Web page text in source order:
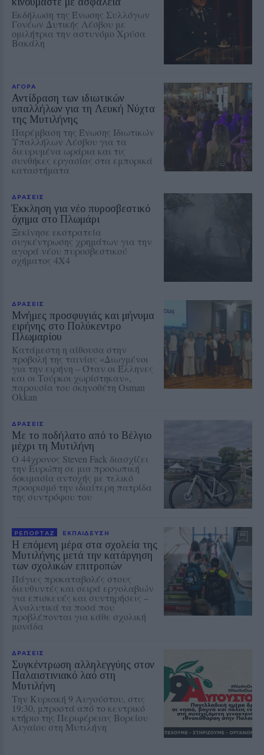
Εκδήλωση της Ένωσης Συλλόγων
Γονέων Δυτικής Λέσβου με
ομιλήτρια την αστυνόμο Χρύσα
Βακάλη
ΑΓΟΡΑ
Αντίδραση των ιδιωτικών
υπαλλήλων για τη Λευκή Νύχτα
της Μυτιλήνης
Παρέμβαση της Ένωσης Ιδιωτικών
Υπαλλήλων Λέσβου για τα
διευρυμένα ωράρια και τις
συνθήκες εργασίας στα εμπορικά
καταστήματα
ΔΡΑΣΕΙΣ
Έκκληση για νέο πυροσβεστικό
όχημα στο Πλωμάρι
Ξεκίνησε εκστρατεία
συγκέντρωσης χρημάτων για την
αγορά νέου πυροσβεστικού
οχήματος 4Χ4
ΔΡΑΣΕΙΣ
Μνήμες προσφυγιάς και μήνυμα
ειρήνης στο Πολύκεντρο
Πλωμαρίου
Κατάμεστη η αίθουσα στην
προβολή της ταινίας «Διωγμένοι
για την ειρήνη – Όταν οι Έλληνες
και οι Τούρκοι χωρίστηκαν»,
παρουσία του σκηνοθέτη Osman
Okkan
ΔΡΑΣΕΙΣ
Με το ποδήλατο από το Βέλγιο
μέχρι τη Μυτιλήνη
Ο 44χρονος Steven Fack διασχίζει
την Ευρώπη σε μια προσωπική
δοκιμασία αντοχής με τελικό
προορισμό την ιδιαίτερη πατρίδα
της συντρόφου του
ΡΕΠΟΡΤΑΖ ΕΚΠΑΙΔΕΥΣΗ
Η επόμενη μέρα στα σχολεία της
Μυτιλήνης μετά την κατάργηση
των σχολικών επιτροπών
Πάγιες προκαταβολές στους
διευθυντές και σειρά εργολαβιών
για επισκευές και συντηρήσεις –
Αναλυτικά τα ποσά που
προβλέπονται για κάθε σχολική
μονάδα
ΔΡΑΣΕΙΣ
Συγκέντρωση αλληλεγγύης στον
Παλαιστινιακό λαό στη
Μυτιλήνη
Την Κυριακή 9 Αυγούστου, στις
19:30, μπροστά από το κεντρικό
κτήριο της Περιφέρειας Βορείου
Αιγαίου στη Μυτιλήνη